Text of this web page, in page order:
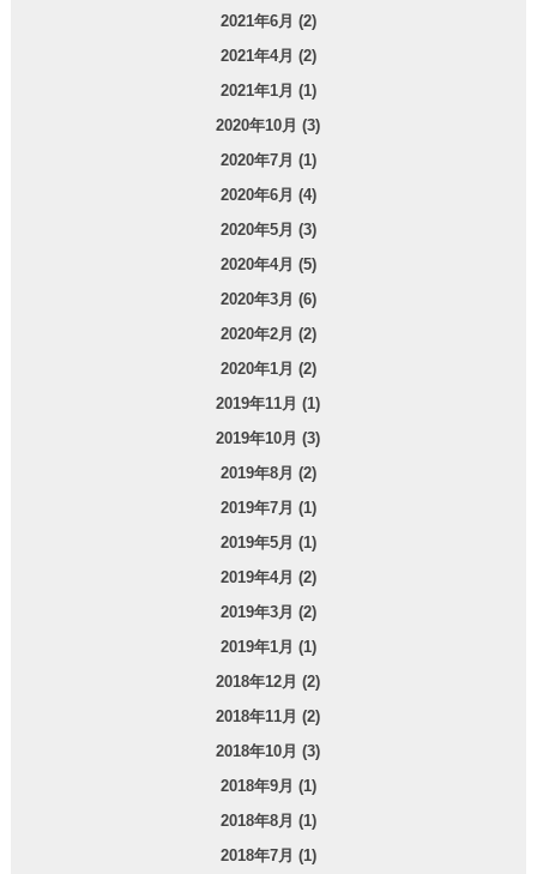
2021年6月 (2)
2021年4月 (2)
2021年1月 (1)
2020年10月 (3)
2020年7月 (1)
2020年6月 (4)
2020年5月 (3)
2020年4月 (5)
2020年3月 (6)
2020年2月 (2)
2020年1月 (2)
2019年11月 (1)
2019年10月 (3)
2019年8月 (2)
2019年7月 (1)
2019年5月 (1)
2019年4月 (2)
2019年3月 (2)
2019年1月 (1)
2018年12月 (2)
2018年11月 (2)
2018年10月 (3)
2018年9月 (1)
2018年8月 (1)
2018年7月 (1)